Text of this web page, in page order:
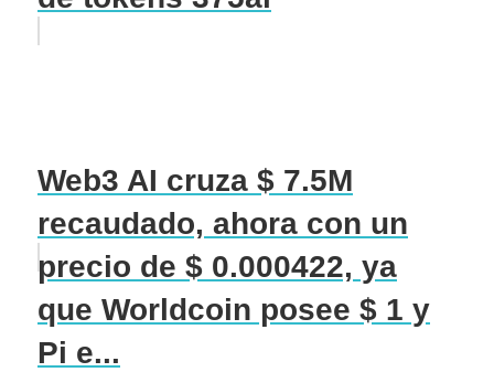
Web3 AI cruza $ 7.5M
recaudado, ahora con un
precio de $ 0.000422, ya
que Worldcoin posee $ 1 y
Pi e...